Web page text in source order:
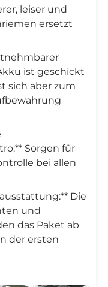
leiser und
ersetzt
ist geschickt
sich aber zum
Sorgen für
bei allen
Die
und
das Paket ab
der ersten